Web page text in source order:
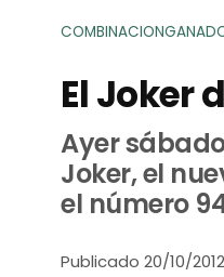
El Joker
Ayer
Joker, el
el número
Publicado 20/10/